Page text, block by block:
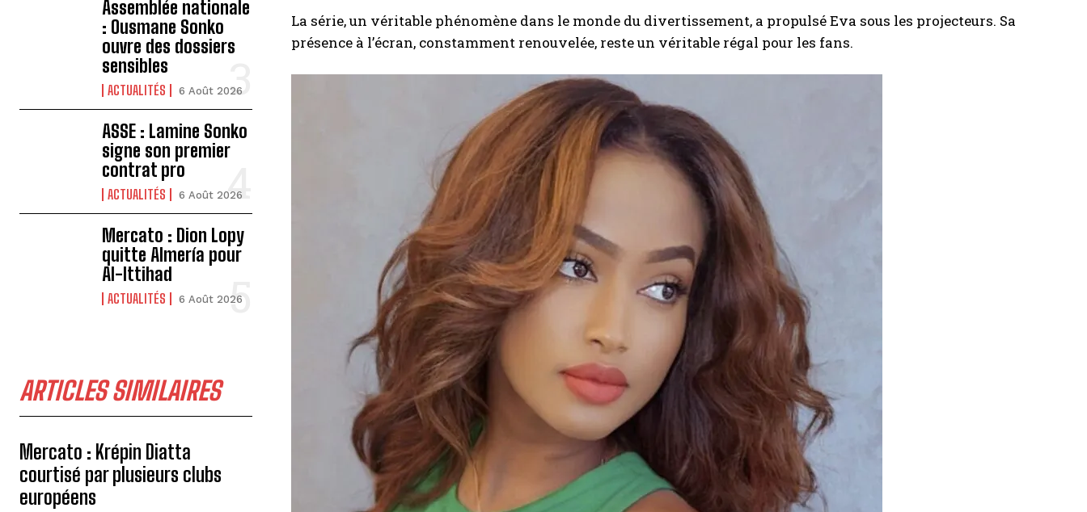
Assemblée nationale
: Ousmane Sonko
ouvre des dossiers
sensibles
ACTUALITÉS 6 Août 2026
ASSE : Lamine Sonko
signe son premier
contrat pro
ACTUALITÉS 6 Août 2026
Mercato : Dion Lopy
quitte Almería pour
Al-Ittihad
ACTUALITÉS 6 Août 2026
ARTICLES SIMILAIRES
Mercato : Krépin Diatta
courtisé par plusieurs clubs
européens
La série, un véritable phénomène dans le monde du divertissement, a propulsé Eva sous les projecteurs. Sa
présence à l’écran, constamment renouvelée, reste un véritable régal pour les fans.